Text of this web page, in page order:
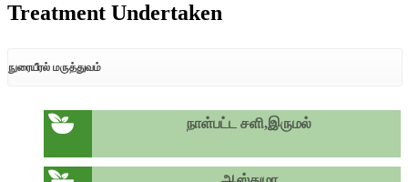
Treatment Undertaken
நுரையீரல் மருத்துவம்
நாள்பட்ட சளி,இருமல்